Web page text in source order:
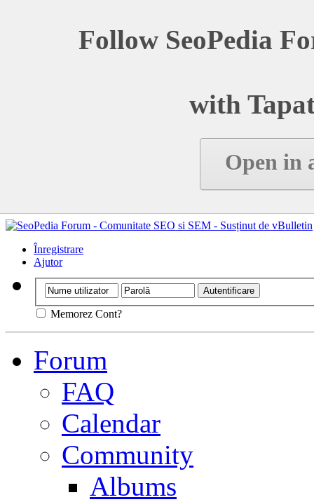
Follow SeoPedia
with
Open in
Înregistrare
Ajutor
Memorez Cont?
Forum
FAQ
Calendar
Community
Albums